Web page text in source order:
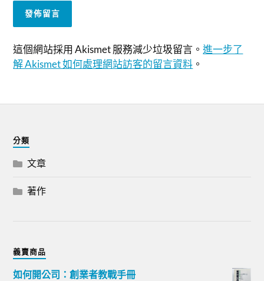
這個網站採用 Akismet 服務減少垃圾留言。進一步了
解 Akismet 如何處理網站訪客的留言資料 。
分類
文章
著作
義賣商品
如何開公司：創業者教戰手冊